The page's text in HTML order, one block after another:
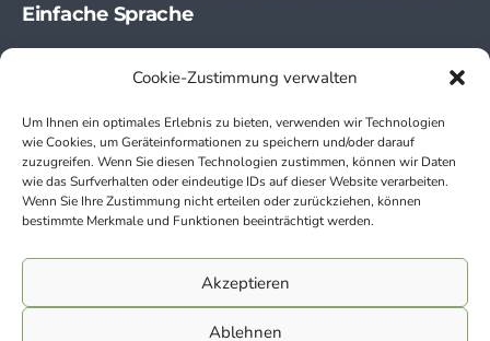
Cookie-Zustimmung verwalten
Um Ihnen ein optimales Erlebnis zu bieten, verwenden wir Technologien
wie Cookies, um Geräteinformationen zu speichern und/oder darauf
zuzugreifen. Wenn Sie diesen Technologien zustimmen, können wir Daten
wie das Surfverhalten oder eindeutige IDs auf dieser Website verarbeiten.
Wenn Sie Ihre Zustimmung nicht erteilen oder zurückziehen, können
bestimmte Merkmale und Funktionen beeinträchtigt werden.
Akzeptieren
Ablehnen
Einfache Sprache
Einfache Sprache
Kontakt
Impressum